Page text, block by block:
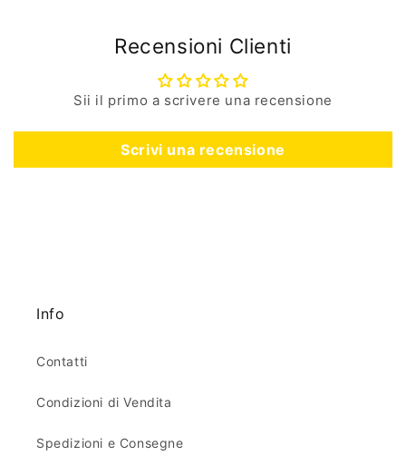
Recensioni Clienti
Sii il primo a scrivere una recensione
Scrivi una recensione
Info
Contatti
Condizioni di Vendita
Spedizioni e Consegne